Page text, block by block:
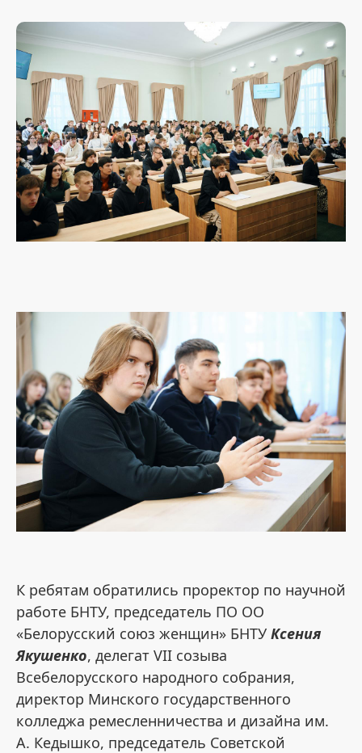
К ребятам обратились проректор по научной
работе БНТУ, председатель ПО ОО
«Белорусский союз женщин» БНТУ Ксения
Якушенко, делегат VII созыва
Всебелорусского народного собрания,
директор Минского государственного
колледжа ремесленничества и дизайна им.
А. Кедышко, председатель Советской